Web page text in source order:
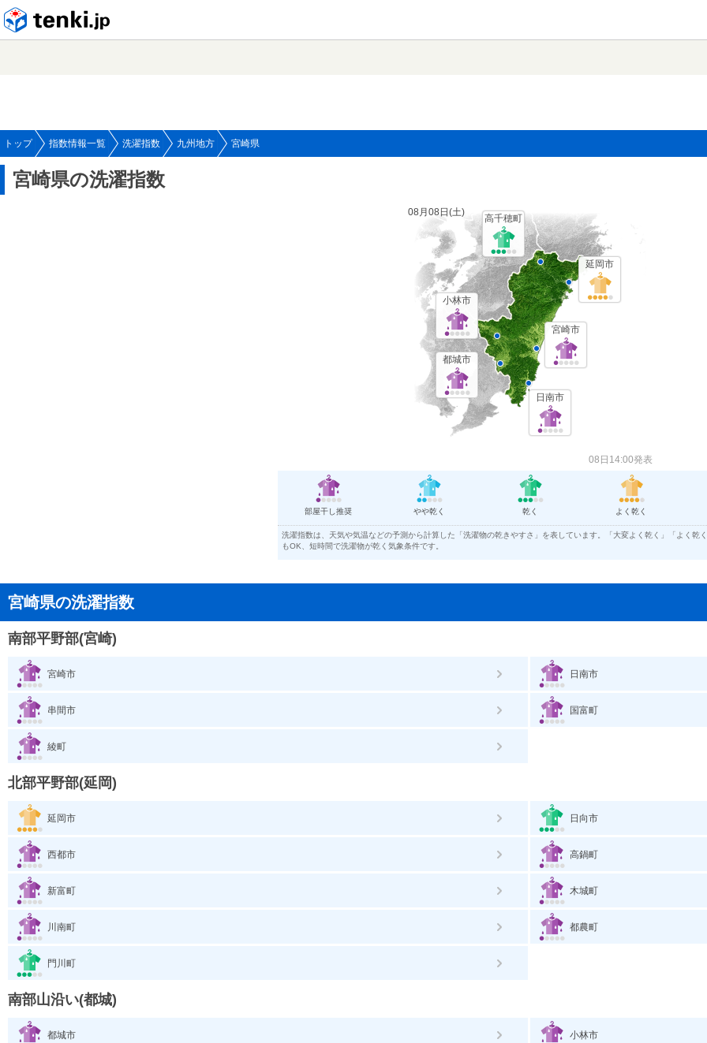
トップ 指数情報一覧 洗濯指数 九州地方 宮崎県
宮崎県の洗濯指数
08月08日(土)
宮崎市
都城市
延岡市
日南市
小林市
高千穂町
08日14:00発表
部屋干し推奨 やや乾く 乾く よく乾く
洗濯指数は、天気や気温などの予測から計算した「洗濯物の乾きやすさ」を表しています。「大変よく乾く」「よく乾
もOK、短時間で洗濯物が乾く気象条件です。
宮崎県の洗濯指数
南部平野部(宮崎)
宮崎市 日南市
串間市 国富町
綾町
北部平野部(延岡)
延岡市 日向市
西都市 高鍋町
新富町 木城町
川南町 都農町
門川町
南部山沿い(都城)
都城市 小林市